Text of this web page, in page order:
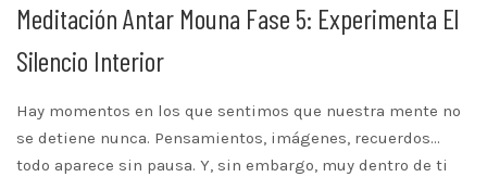
Meditación Antar Mouna Fase 5: Experimenta El
Silencio Interior
Hay momentos en los que sentimos que nuestra mente no
se detiene nunca. Pensamientos, imágenes, recuerdos…
todo aparece sin pausa. Y, sin embargo, muy dentro de ti